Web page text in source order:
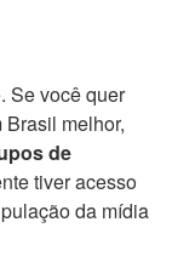
Se você quer
melhor,
de
tiver acesso
da mídia